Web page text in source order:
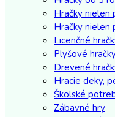
Hračky nielen
Hračky nielen
Licenčné
Plyšové
Drevené
Hracie deky,
Školské
Zábavné hry